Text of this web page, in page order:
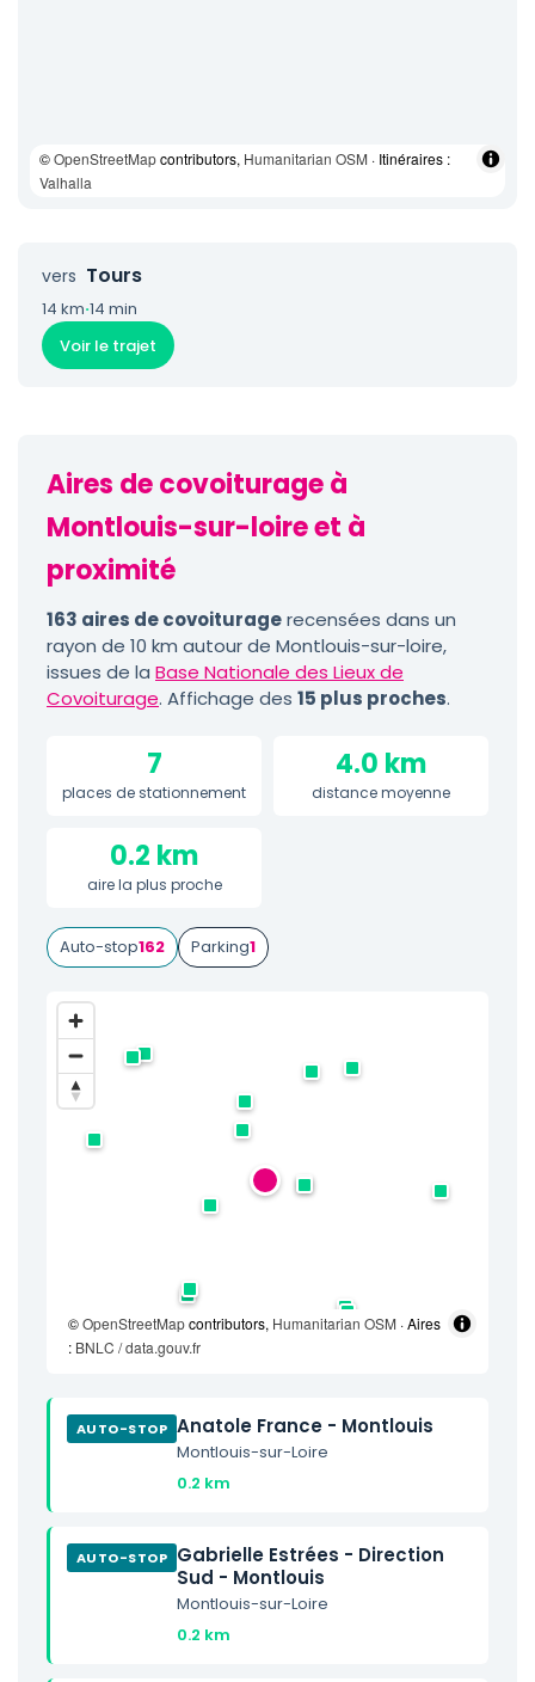
©OpenStreetMapcontributors, Humanitarian OSM · Itinéraires :
Valhalla
vers Tours
14 km·14 min
Voir le trajet
Aires de covoiturage à
Montlouis-sur-loire et à
proximité
163 aires de covoituragerecensées dans un
rayon de 10 km autour de Montlouis-sur-loire,
issues de la Base Nationale des Lieux de
Covoiturage. Affichage des 15 plus proches.
7
places de stationnement
4.0 km
distance moyenne
0.2 km
aire la plus proche
Auto-stop162 Parking1
©OpenStreetMapcontributors, Humanitarian OSM · Aires
: BNLC / data.gouv.fr
AUTO-STOP Anatole France - Montlouis
Montlouis-sur-Loire
0.2 km
AUTO-STOP Gabrielle Estrées - Direction
Sud - Montlouis
Montlouis-sur-Loire
0.2 km